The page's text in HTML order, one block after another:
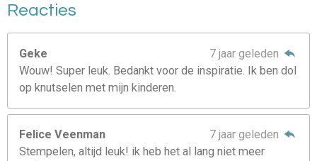
Reacties
Geke
7 jaar geleden
Wouw! Super leuk. Bedankt voor de inspiratie. Ik ben dol
op knutselen met mijn kinderen.
Felice Veenman
7 jaar geleden
Stempelen, altijd leuk! ik heb het al lang niet meer